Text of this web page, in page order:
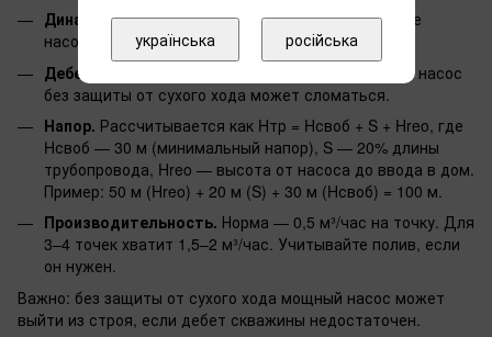
Динамический уровень.Уровень воды при работе
насоса. Помогает избежать сухого хода.
Дебет скважины.
Запас воды. Слишком мощный насос
без защиты от сухого хода может сломаться.
Напор. Рассчитывается как Hтр = Hсвоб + S + Hreo, где
Hсвоб — 30 м (минимальный напор), S — 20% длины
трубопровода, Hreo — высота от насоса до ввода в дом.
Пример: 50 м (Hreo) + 20 м (S) + 30 м (Hсвоб) = 100 м.
Производительность. Норма — 0,5 м³/час на точку. Для
3–4 точек хватит 1,5–2 м³/час. Учитывайте полив, если
он нужен.
Важно: без защиты от сухого хода мощный насос может
выйти из строя, если дебет скважины недостаточен.
українська російська